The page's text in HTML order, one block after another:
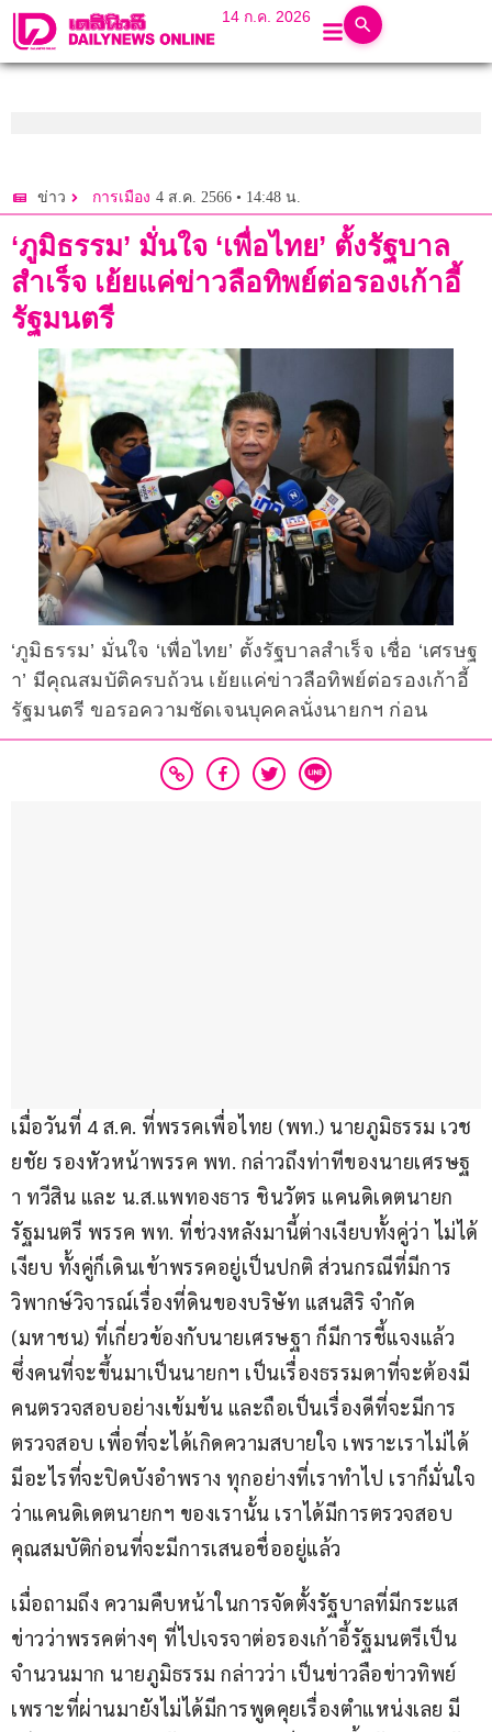
14 ก.ค. 2026
ข่าว การเมือง 4 ส.ค. 2566 • 14:48 น.
‘ภูมิธรรม’ มั่นใจ ‘เพื่อไทย’ ตั้งรัฐบาล
สำเร็จ เย้ยแค่ข่าวลือทิพย์ต่อรองเก้าอี้
รัฐมนตรี
‘ภูมิธรรม’ มั่นใจ ‘เพื่อไทย’ ตั้งรัฐบาลสำเร็จ เชื่อ ‘เศรษฐ
า’ มีคุณสมบัติครบถ้วน เย้ยแค่ข่าวลือทิพย์ต่อรองเก้าอี้
รัฐมนตรี ขอรอความชัดเจนบุคคลนั่งนายกฯ ก่อน
เมื่อวันที่ 4 ส.ค. ที่พรรคเพื่อไทย (พท.) นายภูมิธรรม เวช
ยชัย รองหัวหน้าพรรค พท. กล่าวถึงท่าทีของนายเศรษฐ
า ทวีสิน และ น.ส.แพทองธาร ชินวัตร แคนดิเดตนายก
รัฐมนตรี พรรค พท. ที่ช่วงหลังมานี้ต่างเงียบทั้งคู่ว่า ไม่ได้
เงียบ ทั้งคู่ก็เดินเข้าพรรคอยู่เป็นปกติ ส่วนกรณีที่มีการ
วิพากษ์วิจารณ์เรื่องที่ดินของบริษัท แสนสิริ จำกัด
(มหาชน) ที่เกี่ยวข้องกับนายเศรษฐา ก็มีการชี้แจงแล้ว
ซึ่งคนที่จะขึ้นมาเป็นนายกฯ เป็นเรื่องธรรมดาที่จะต้องมี
คนตรวจสอบอย่างเข้มข้น และถือเป็นเรื่องดีที่จะมีการ
ตรวจสอบ เพื่อที่จะได้เกิดความสบายใจ เพราะเราไม่ได้
มีอะไรที่จะปิดบังอำพราง ทุกอย่างที่เราทำไป เราก็มั่นใจ
ว่าแคนดิเดตนายกฯ ของเรานั้น เราได้มีการตรวจสอบ
คุณสมบัติก่อนที่จะมีการเสนอชื่ออยู่แล้ว
เมื่อถามถึง ความคืบหน้าในการจัดตั้งรัฐบาลที่มีกระแส
ข่าวว่าพรรคต่างๆ ที่ไปเจรจาต่อรองเก้าอี้รัฐมนตรีเป็น
จำนวนมาก นายภูมิธรรม กล่าวว่า เป็นข่าวลือข่าวทิพย์
เพราะที่ผ่านมายังไม่ได้มีการพูดคุยเรื่องตำแหน่งเลย มี